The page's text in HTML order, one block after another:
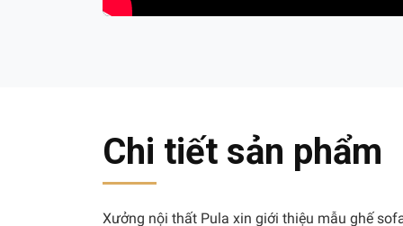
Chi tiết sản phẩm
Xưởng nội thất Pula xin giới thiệu mẫu ghế